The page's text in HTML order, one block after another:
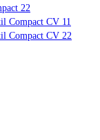
22
Compact CV 11
Compact CV 22